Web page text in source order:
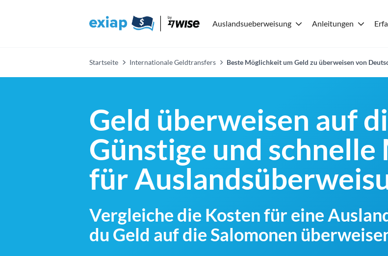
Auslandsueberweisung Anleitungen
Startseite Internationale Geldtransfers Beste Möglichkeit um Geld zu überweisen von
Geld überweisen auf
Günstige und
für
Vergleiche die Kosten für eine
du Geld auf die Salomonen